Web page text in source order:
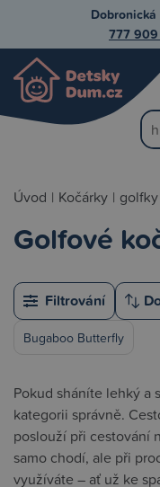
Dobronická
777
Úvod | Kočárky | golfky
Golfové
Filtrování
Bugaboo Butterfly
Pokud sháníte lehký a
kategorii správně.
poslouží při cestování
samo chodí, ale při
využíváte – ať už ke